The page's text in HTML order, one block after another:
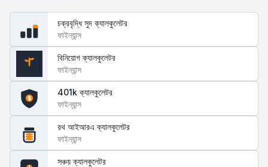
চক্রবৃদ্ধি সুদ ক্যালকুলেটর
ফাইন্যান্স
বিনিয়োগ ক্যালকুলেটর
ফাইন্যান্স
$
401k ক্যালকুলেটর
ফাইন্যান্স
রথ আইআরএ ক্যালকুলেটর
ফাইন্যান্স
সঞ্চয় ক্যালকুলেটর